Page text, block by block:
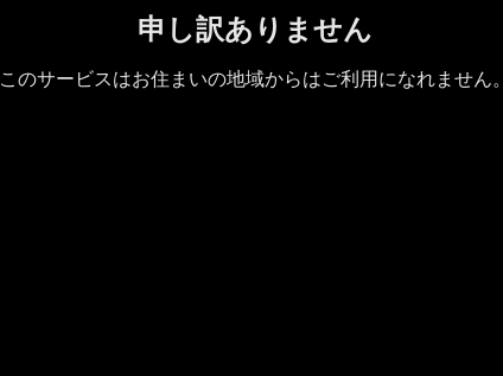
申し訳ありません
このサービスはお住まいの地域からはご利用になれません。